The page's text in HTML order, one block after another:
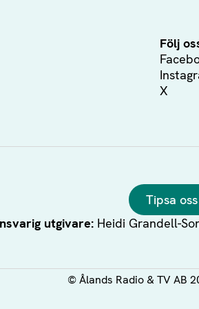
Följ
X
Tipsa oss
utgivare: Heidi Grandell-
©Ålands Radio & TV AB